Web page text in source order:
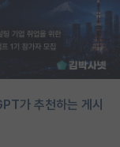
가 추천하는 게시